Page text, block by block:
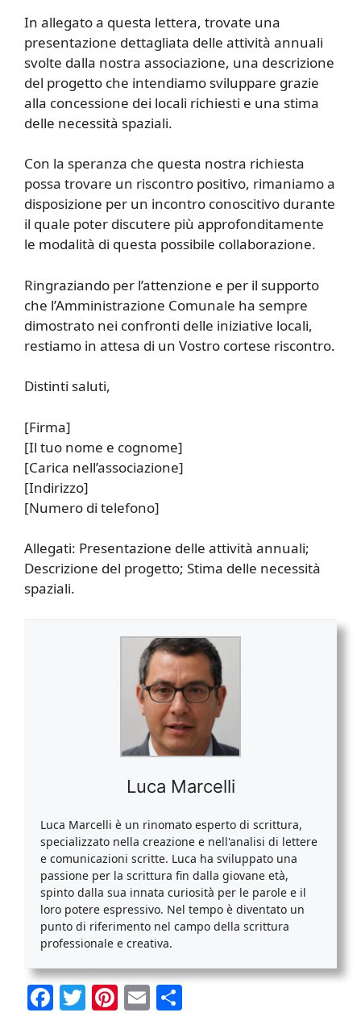
In allegato a questa lettera, trovate una
presentazione dettagliata delle attività annuali
svolte dalla nostra associazione, una descrizione
del progetto che intendiamo sviluppare grazie
alla concessione dei locali richiesti e una stima
delle necessità spaziali.
Con la speranza che questa nostra richiesta
possa trovare un riscontro positivo, rimaniamo a
disposizione per un incontro conoscitivo durante
il quale poter discutere più approfonditamente
le modalità di questa possibile collaborazione.
Ringraziando per l’attenzione e per il supporto
che l’Amministrazione Comunale ha sempre
dimostrato nei confronti delle iniziative locali,
restiamo in attesa di un Vostro cortese riscontro.
Distinti saluti,
[Firma]
[Il tuo nome e cognome]
[Carica nell’associazione]
[Indirizzo]
[Numero di telefono]
Allegati: Presentazione delle attività annuali;
Descrizione del progetto; Stima delle necessità
spaziali.
Luca Marcelli
Luca Marcelli è un rinomato esperto di scrittura,
specializzato nella creazione e nell'analisi di lettere
e comunicazioni scritte. Luca ha sviluppato una
passione per la scrittura fin dalla giovane età,
spinto dalla sua innata curiosità per le parole e il
loro potere espressivo. Nel tempo è diventato un
punto di riferimento nel campo della scrittura
professionale e creativa.
F
T
Pi E